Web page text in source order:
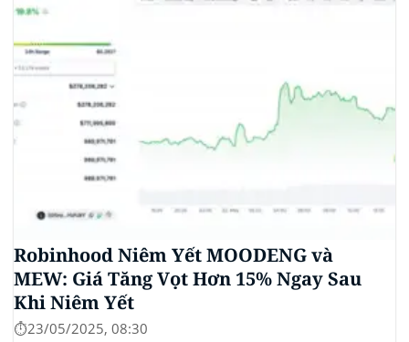
Robinhood Niêm Yết MOODENG và
MEW: Giá Tăng Vọt Hơn 15% Ngay Sau
Khi Niêm Yết
⏱️23/05/2025, 08:30